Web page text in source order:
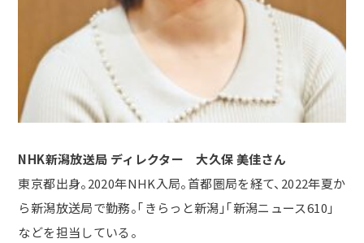
NHK新潟放送局 ディレクター 大久保 美佳さん
東京都出身。2020年NHK入局。首都圏局を経て、2022年夏か
ら新潟放送局で勤務。「きらっと新潟」「新潟ニュース610」
などを担当している。